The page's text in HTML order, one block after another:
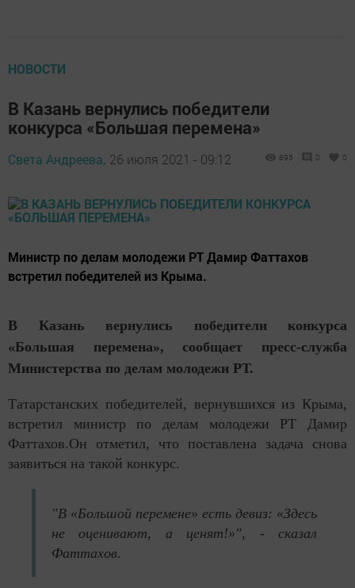
НОВОСТИ
В Казань вернулись победители
конкурса «Большая перемена»
Света Андреева, 26 июля 2021 - 09:12 895 0 0
Министр по делам молодежи РТ Дамир Фаттахов
встретил победителей из Крыма.
В Казань вернулись победители конкурса
«Большая перемена», сообщает пресс-служба
Министерства по делам молодежи РТ.
Татарстанских победителей, вернувшихся из Крыма,
встретил министр по делам молодежи РТ Дамир
Фаттахов.Он отметил, что поставлена задача снова
заявиться на такой конкурс.
"В «Большой перемене» есть девиз: «Здесь
не оценивают, а ценят!»", - сказал
Фаттахов.